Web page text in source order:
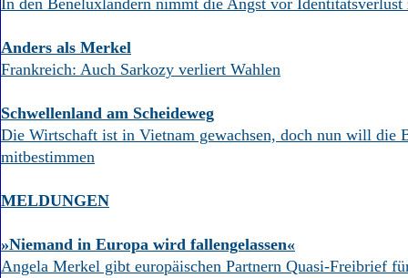
In den Beneluxländern nimmt die Angst vor Identitätsverlust
Anders als Merkel
Frankreich: Auch Sarkozy verliert Wahlen
Schwellenland am Scheideweg
Die Wirtschaft ist in Vietnam gewachsen, doch nun will die
mitbestimmen
MELDUNGEN
»Niemand in Europa wird fallengelassen«
Angela Merkel gibt europäischen Partnern Quasi-Freibrief